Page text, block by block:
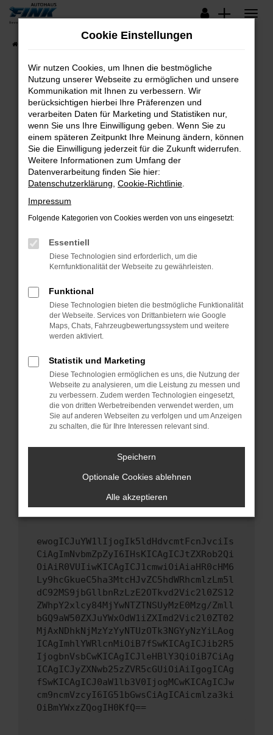
Zum
springen
Lagerfahrzeuge
Fehler: Network Error
Beim Laden ist ein Fehler aufgetreten.
Hier sind ein paar Tipps, die dir helfen können:
Überprüfe deine Firewall und deine
Internetverbindung.
Laden andere Webseiten, zum Beispiel deine
Suchmaschine?
Prüfe deine Browsererweiterungen.
können das Laden bestimmter Seiten
verhindern. Funktioniert die Seite in einem
anderen Browser oder in einem privaten
Starte dein Gerät neu.
Das kann manchmal helfen, vorübergehende
Probleme zu beheben.
Betriebssystem auf dem neuesten Stand
sind.
Veraltete Software birgt nicht nur ein
Sicherheitsrisiko, sondern kann auch dazu
führen, dass bestimmte Funktionen nicht mehr
unterstützt werden.
Wende dich an den Webseitenbetreiber.
Wenn du alle oben genannten Schritte versucht
hast, kontaktiere uns bitte. Wir werden
versuchen, das Problem zu beheben. Du kannst
uns diesen Text schicken, um uns bei der
ewogICJuYW1lIjogIk5ldHdvcmtFcnJvciIs
CiAgImNvbmZpZyI6IHsKICAgICJtZXRob2Qi
OiAiR0VUIiwKICAgICJ1cmwiOiAiaHR0cHM6
Ly9hcGkueC5ha3MtcHJvZC5hdWRhcmlzLm5l
dC92MS9jbGllbnRzLzE2OTkvd2Vic2l0ZS12
ZWhpY2xlcy84MjYwNTZTNSUyMzE0Mzg/Zmll
bGQ9aW50ZXJuYWxOdW1iZXImd2Vic2l0ZT02
MjAxNDhkNjMzYzYyNTUzOTk3NGYyNzYiLAog
ICAgImhlYWRlcnMiOiB7fSwKICAgICJib2R5
IjogbnVsbCwKICAgICJleHBlY3QiOiB7CiAg
ICAgICJyZXNwb25zZVR5cGUiOiAiIgogICAg
fSwKICAgICJ0aW1lb3V0IjogMCwKICAgICJw
cm9ncmVzcyI6IG51bGwsCiAgICAicmlza3ki
OiBmYWxzZQogIH0KfQ==
Cookie Einstellungen
Wir nutzen Cookies, um Ihnen die bestmögliche
Nutzung unserer Webseite zu ermöglichen und unsere
Kommunikation mit Ihnen zu verbessern. Wir
berücksichtigen hierbei Ihre Präferenzen und
verarbeiten Daten für Marketing und Statistiken nur,
wenn Sie uns Ihre Einwilligung geben. Wenn Sie zu
einem späteren Zeitpunkt Ihre Meinung ändern, können
Sie die Einwilligung jederzeit für die Zukunft widerrufen.
Weitere Informationen zum Umfang der
Datenverarbeitung finden Sie hier:
Datenschutzerklärung Cookie-Richtlinie
Impressum
Folgende Kategorien von Cookies werden von uns eingesetzt:
Essentiell
Diese Technologien sind erforderlich, um die
Kernfunktionalität der Webseite zu gewährleisten.
Funktional
Diese Technologien bieten die bestmögliche Funktionalität
der Webseite. Services von Drittanbietern wie Google
Maps, Chats, Fahrzeugbewertungssystem und weitere
werden aktiviert.
Statistik und Marketing
Diese Technologien ermöglichen es uns, die Nutzung der
Webseite zu analysieren, um die Leistung zu messen und
zu verbessern. Zudem werden Technologien eingesetzt,
die von dritten Werbetreibenden verwendet werden, um
Sie auf anderen Webseiten zu verfolgen und um Anzeigen
zu schalten, die für Ihre Interessen relevant sind.
Speichern
Optionale Cookies ablehnen
Alle akzeptieren